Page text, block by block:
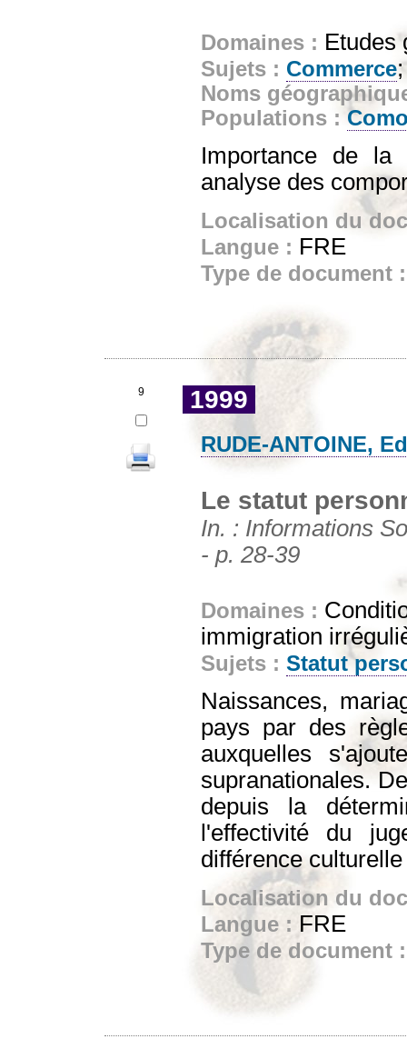
Domaines : Etudes
Sujets : Commerce
Noms
Populations :
Importance de la
analyse des
Localisation du
Langue : FRE
Type de document
9 1999
RUDE-ANTOINE,
Le statut
In. : Informations
- p. 28-39
Domaines :
immigration
Sujets : Statut
Naissances,
pays par des
auxquelles
supranationales.
depuis la
l'effectivité du
différence culturelle
Localisation du
Langue : FRE
Type de document